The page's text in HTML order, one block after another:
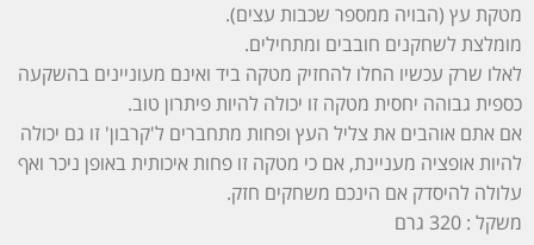
מטקת עץ (הבויה ממספר שכבות עצים).
מומלצת לשחקנים חובבים ומתחילים.
לאלו שרק עכשיו החלו להחזיק מטקה ביד ואינם מעוניינים בהשקעה
כספית גבוהה יחסית מטקה זו יכולה להיות פיתרון טוב.
אם אתם אוהבים את צליל העץ ופחות מתחברים ל'קרבון' זו גם יכולה
להיות אופציה מעניינת, אם כי מטקה זו פחות איכותית באופן ניכר ואף
עלולה להיסדק אם הינכם משחקים חזק.
משקל : 320 גרם